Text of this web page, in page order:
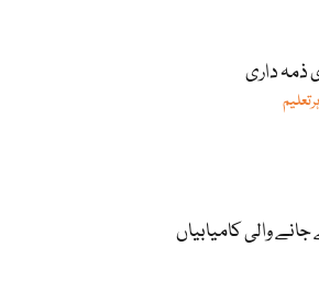
ذمہ داری
والی کامیابیاں